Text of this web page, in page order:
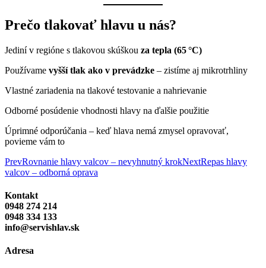
Prečo tlakovať hlavu u nás?
Jediní v regióne s tlakovou skúškou za tepla (65 °C)
Používame vyšší tlak ako v prevádzke – zistíme aj mikrotrhliny
Vlastné zariadenia na tlakové testovanie a nahrievanie
Odborné posúdenie vhodnosti hlavy na ďalšie použitie
Úprimné odporúčania – keď hlava nemá zmysel opravovať,
povieme vám to
Post
navigation
PrevRovnanie hlavy valcov – nevyhnutný krokNextRepas hlavy
valcov – odborná oprava
Kontakt
0948 274 214
0948 334 133
info@servishlav.sk
Adresa